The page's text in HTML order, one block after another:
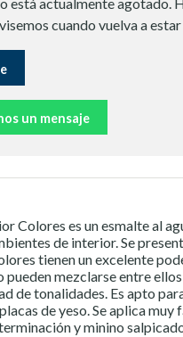
está actualmente agotado.
cuando vuelva a
un mensaje
Colores es un esmalte al
de interior. Se
tienen un excelente
pueden mezclarse entre
de tonalidades. Es apto
de yeso. Se aplica
y minino